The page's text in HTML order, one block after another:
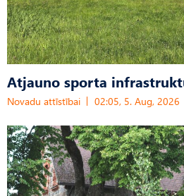
Atjauno sporta
Novadu attīstībai 02:05, 5. Aug, 2026